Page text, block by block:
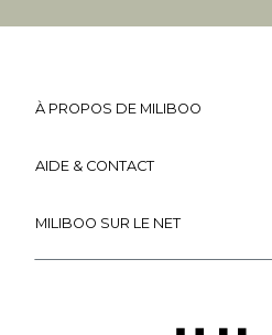
À PROPOS DE MILIBOO
AIDE & CONTACT
MILIBOO SUR LE NET